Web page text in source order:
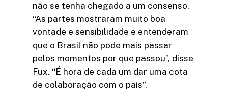
não se tenha chegado a um consenso.
“As partes mostraram muito boa
vontade e sensibilidade e entenderam
que o Brasil não pode mais passar
pelos momentos por que passou”, disse
Fux. “É hora de cada um dar uma cota
de colaboração com o país”.